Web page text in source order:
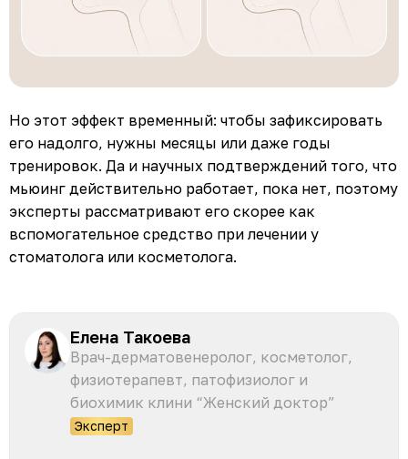
Но этот эффект временный: чтобы зафиксировать
его надолго, нужны месяцы или даже годы
тренировок. Да и научных подтверждений того, что
мьюинг действительно работает, пока нет, поэтому
эксперты рассматривают его скорее как
вспомогательное средство при лечении у
стоматолога или косметолога.
Елена Такоева
Врач-дерматовенеролог, косметолог,
физиотерапевт, патофизиолог и
биохимик клини “Женский доктор”
Эксперт